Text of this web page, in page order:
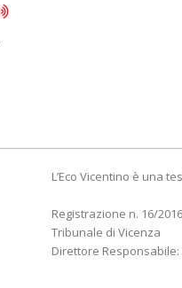
L’Eco Vicentino è una
Registrazione n. 16/
Tribunale di Vicenza
Direttore